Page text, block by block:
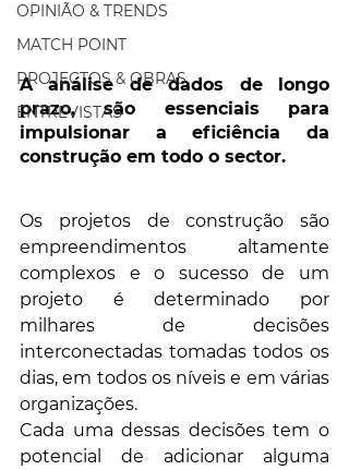
OPINIÃO & TRENDS
MATCH POINT
PROJECTOS & OBRAS
ENTREVISTAS
A análise de dados de longo
prazo, são essenciais para
impulsionar a eficiência da
construção em todo o sector.
Os projetos de construção são
empreendimentos altamente
complexos e o sucesso de um
projeto é determinado por
milhares de decisões
interconectadas tomadas todos os
dias, em todos os níveis e em várias
organizações.
Cada uma dessas decisões tem o
potencial de adicionar alguma